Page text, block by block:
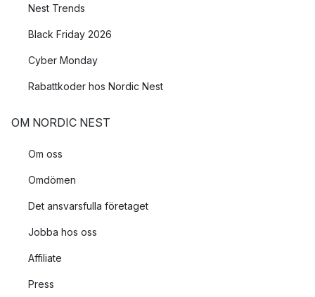
Nest Trends
Black Friday 2026
Cyber Monday
Rabattkoder hos Nordic Nest
OM NORDIC NEST
Om oss
Omdömen
Det ansvarsfulla företaget
Jobba hos oss
Affiliate
Press